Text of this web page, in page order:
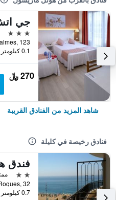
3 نجوم
0.1 كيلومتر عن وسط المدينة
270 ﷼
شاهد المزيد من الفنادق القريبة
فنادق رخيصة في كليلة
فندق
2 نجمتين
0.7 كيلومتر عن وسط المدينة